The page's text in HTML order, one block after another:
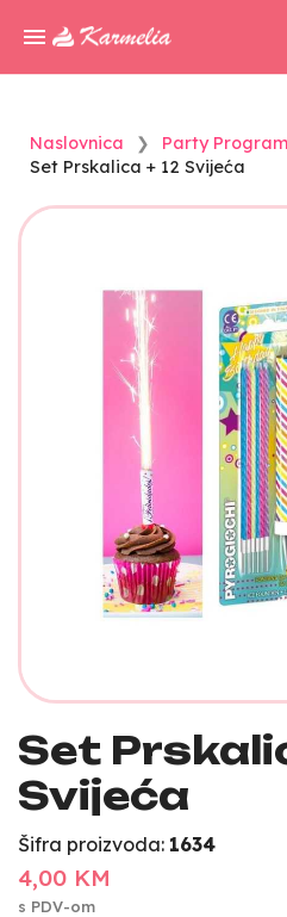
Naslovnica
Party Program
Set Prskalica + 12 Svijeća
Set
Svijeća
Šifra proizvoda: 1634
4,00 KM
s PDV-om